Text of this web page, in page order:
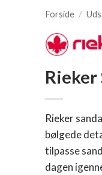
Forside /
Rieker
Rieker
bølgede
tilpasse
dagen